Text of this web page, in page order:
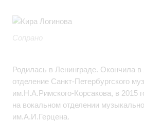
Сопрано
Родилась в Ленинграде. Окончила в
отделение Санкт-Петербургского
им.Н.А.Римского-Корсакова, в 2015
на вокальном отделении
им.А.И.Герцена.